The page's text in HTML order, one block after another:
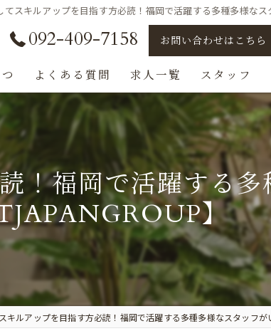
てスキルアップを目指す方必読！福岡で活躍する多種多様なス
092-409-7158 お問い合わせはこちら
よくある質問 求人一覧 スタッフ
アシスタント
スタイリスト
ビューティス
スパニスト
チェンジ/転職
！福岡で活躍する
】
キルアップを目指す方必読！福岡で活躍する多種多様なスタッフが